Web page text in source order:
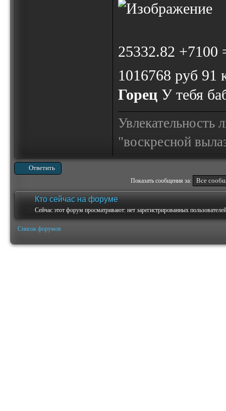
25332.82 +7100
1016768 руб 91
Горец У тебя
Увлекательность
"воскресной
Ответить
Показать сообщения за:
Кто сейчас на форуме
Сейчас этот форум просматривают: нет зарегистрированных
Список форумов